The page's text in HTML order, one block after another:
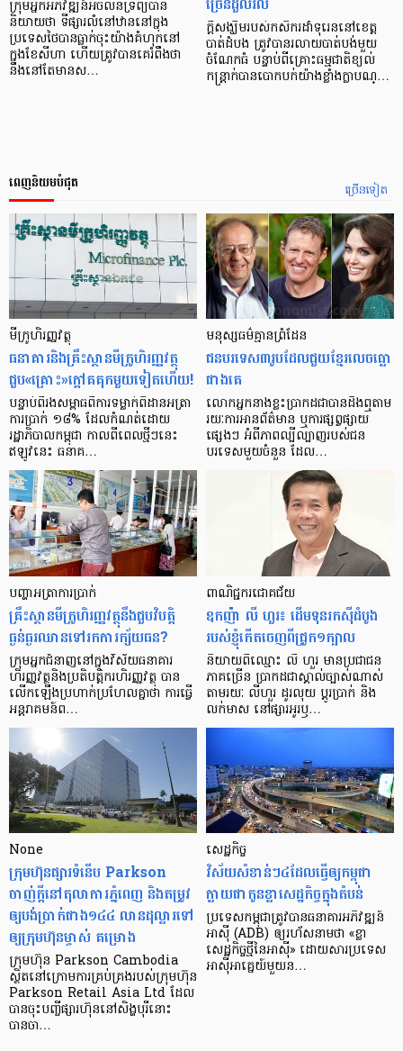
ក្រុមអ្នកអភិវឌ្ឍន៍អចលនទ្រព្យបាន
និយាយថា ទីផ្សារលំនៅឋាននៅក្នុង
ប្រទេសថៃបានធ្លាក់ចុះយ៉ាងគំហុកនៅ
ក្នុងខែសីហា ហើយត្រូវបានគេរំពឹងថា
នឹងនៅតែមានស…
​​ក្តីសង្ឃឹមរបស់កសិករដាំទុរេននៅខេត្ត
បាត់ដំបង ត្រូវបានរលាយបាត់បង់មួយ
ចំណែកធំ បន្ទាប់ពីគ្រោះធម្មជាតិខ្យល់
កន្ត្រាក់បានបោកបក់យ៉ាងខ្លាំងក្លាបណ្…
ច្រើនទៀត
ពេញនិយមបំផុត
មីក្រូ​ហិរញ្ញវត្ថុ
ធនាគារ​និង​គ្រឹះស្ថាន​មីក្រូ​ហិរញ្ញវត្ថុ​
ជួប«គ្រោះ»ក្តៅ​គគុក​មួយ​ទៀត​ហើយ!
បន្ទាប់​ពី​រង​សម្ពាធ​​ពី​ការ​ទម្លាក់​ពិដាន​អត្រា​
ការ​ប្រាក់ ១៨​% ដែល​កំណត់​ដោយ​
រដ្ឋាភិបាល​កម្ពុជា កាល​ពី​ពេល​ថ្មីៗ​នេះ
ឥឡូវ​នេះ ធនាគ…
មនុស្ស​ធម៌​គ្មាន​ព្រំដែន
ជន​បរទេស​៣​រូប​ដែល​ជួយ​ខ្មែរ​លេច​ធ្លោ​
ជាង​គេ
លោកអ្នក​នាង​ខ្លះ​ប្រាកដ​ជា​បាន​​ដឹង​ឮ​តាម​
រយៈ​ការ​អាន​ព័ត៌មាន ឬ​ការ​ផ្សព្វផ្សាយ​
ផ្សេងៗ អំពី​ភាព​ល្បីល្បាញ​របស់​ជន​
បរទេស​មួយ​ចំនួន ដែល…
បញ្ហា​អត្រា​ការប្រាក់
គ្រឹះស្ថាន​មីក្រូ​ហិរញ្ញវត្ថុ​នឹង​ជួប​វិបត្តិ​
ធ្ងន់ធ្ងរ​ឈាន​ទៅ​រក​ការ​ក្ស័យធន?
ក្រុម​អ្នក​ជំនាញ​នៅ​ក្នុង​វិស័យ​ធនាគារ
ហិរញ្ញវត្ថុ​និង​ប្រតិបត្តិករ​ហិរញ្ញ​វត្ថុ បាន​​
លើក​ឡើង​ប្រហាក់​ប្រហែល​គ្នា​ថា ការ​ធ្វើ​
អន្តរាគមន៍​ព…
ពាណិជ្ជករជោគជ័យ
ឧកញ៉ា លី ហួរ៖ ដើមទុនរកស៊ីដំបូង
របស់ខ្ញុំកើតចេញពីជ្រូក១ក្បាល
និយាយ​ពី​ឈ្មោះ លី ហួរ មាន​ប្រជាជន​
ភាគ​ច្រើន ប្រាកដ​ជា​ស្គាល់​ច្បាស់​ណាស់
តាមរយៈ លីហួរ ដូរ​លុយ ប្តូរ​បា្រក់ និង​
លក់​មាស នៅ​ផ្សារ​អូរ​ឫ…
None
ក្រុមហ៊ុនផ្សារទំនើប Parkson
ចាញ់ក្ដីនៅតុលាការភ្នំពេញ និងតម្រូវ
ឲ្យបង់ប្រាក់ជាង១៤៤ លានដុល្លារទៅ
ឲ្យក្រុមហ៊ុនម្ចាស់ គម្រោង
ក្រុមហ៊ុន Parkson Cambodia
ស្ថិតនៅក្រោមការគ្រប់គ្រងរបស់ក្រុមហ៊ុន
Parkson Retail Asia Ltd ដែល
បានចុះបញ្ចីផ្សារហ៊ុននៅសិង្ហបុរីនោះ
បានចា…
សេដ្ឋកិច្ច​
វិស័យ​សំខាន់ៗ​៤​ដែល​ធ្វើ​ឲ្យ​កម្ពុជា​
ក្លាយ​ជា​កូន​ខ្លា​សេដ្ឋកិច្ច​ក្នុង​តំបន់
ប្រទេស​កម្ពុជា​ត្រូវ​បាន​ធនាគារ​អភិវឌ្ឍន៍​
អាស៊ី (ADB) ឲ្យ​រហ័ស​នាមថា «ខ្លា​
សេដ្ឋកិច្ច​ថ្មី​នៃ​អាស៊ី» ដោយសារ​ប្រទេស​
អាស៊ី​អាគ្នេយ៍​មួយ​ន…